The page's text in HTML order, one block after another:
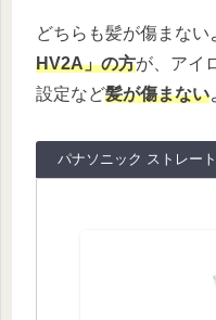
どちらも髪が傷まな
HV2A」の方が、アイ
設定など髪が傷まない
パナソニック ストレー